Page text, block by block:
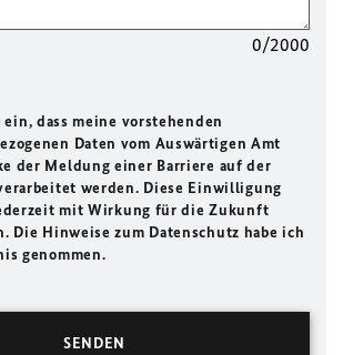
0/2000
dass meine vorstehenden
Daten vom Auswärtigen Amt
der Meldung einer Barriere auf der
werden. Diese Einwilligung
mit Wirkung für die Zukunft
Die Hinweise zum Datenschutz habe ich
genommen.